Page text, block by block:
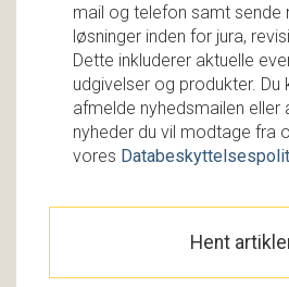
mail og telefon samt sende
løsninger inden for jura,
Dette inkluderer aktuelle
udgivelser og produkter. Du
afmelde nyhedsmailen eller
nyheder du vil modtage fra
vores